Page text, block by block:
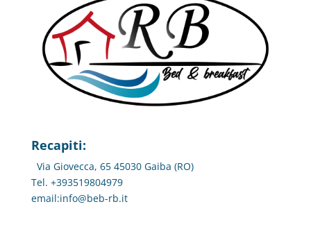
Recapiti:
Via Giovecca, 65 45030 Gaiba (RO)
Tel. +393519804979
email:info@beb-rb.it